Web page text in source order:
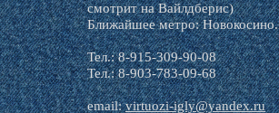
смотрит на Вайлдберис)
Ближайшее метро: Новокосино.
Тел.: 8-915-309-90-08
Тел.: 8-903-783-09-68
email:virtuozi-igly@yandex.ru